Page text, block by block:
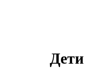
Дети